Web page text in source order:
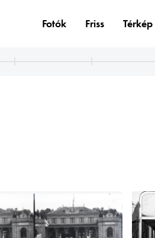
Fotók Friss Térkép